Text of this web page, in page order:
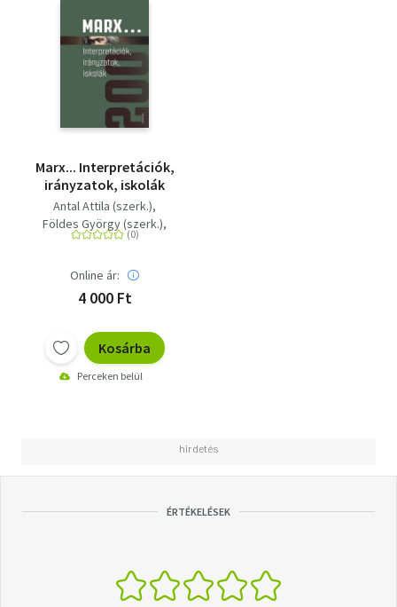
Marx... Interpretációk,
irányzatok, iskolák
Antal Attila (szerk.)
Földes György (szerk.)
Kiss Viktor (szerk.)
Online ár:
4 000 Ft
Kosárba
Perceken belül
ÉRTÉKELÉSEK